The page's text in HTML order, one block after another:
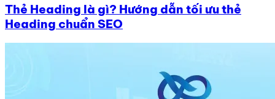
Thẻ Heading là gì? Hướng dẫn tối ưu thẻ
Heading chuẩn SEO